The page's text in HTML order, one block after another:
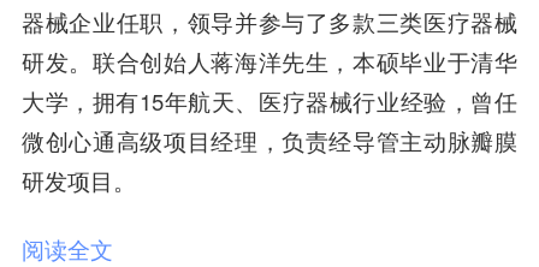
器械企业任职，领导并参与了多款三类医疗器械
研发。联合创始人蒋海洋先生，本硕毕业于清华
大学，拥有15年航天、医疗器械行业经验，曾任
微创心通高级项目经理，负责经导管主动脉瓣膜
研发项目。
阅读全文